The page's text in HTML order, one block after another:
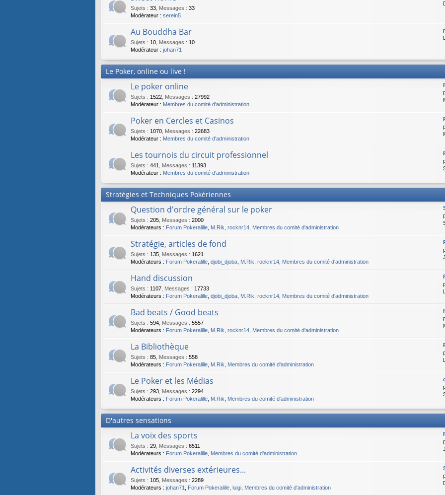
Sujets : 33 Messages : 33
Modérateur : serein5
Au Bouddha Bar
Sujets : 10 Messages : 10
Modérateur : johan71
Le Poker, online ou live !
Le poker online
Sujets : 1522 Messages : 27992
Modérateur : Membres du comité d'administration
Poker en Cercles et Casinos
Sujets : 1070 Messages : 22683
Modérateur : Membres du comité d'administration
Les tournois du circuit professionnel
Sujets : 441 Messages : 11393
Modérateur : Membres du comité d'administration
Stratégies et Techniques Pokériennes
Question d'ordre général sur le poker
Sujets : 205 Messages : 2000
Modérateurs : Forum Pokeralille M.Rik rocknr14 Membres du comité d'administration
Stratégie, articles de fond
Sujets : 135 Messages : 1621
Modérateurs : Forum Pokeralille djobi_djoba M.Rik rocknr14 Membres du comité d'administration
Hand discussion
Sujets : 1107 Messages : 17733
Modérateurs : Forum Pokeralille djobi_djoba M.Rik rocknr14 Membres du comité d'administration
Bad beats / Good beats
Sujets : 594 Messages : 5557
Modérateurs : Forum Pokeralille M.Rik rocknr14 Membres du comité d'administration
La Bibliothèque
Sujets : 85 Messages : 558
Modérateurs : Forum Pokeralille M.Rik Membres du comité d'administration
Le Poker et les Médias
Sujets : 293 Messages : 2294
Modérateurs : Forum Pokeralille M.Rik Membres du comité d'administration
D'autres sensations
La voix des sports
Sujets : 29 Messages : 6511
Modérateurs : Forum Pokeralille Membres du comité d'administration
Activités diverses extérieures...
Sujets : 105 Messages : 2289
Modérateurs : johan71 Forum Pokeralille luigi Membres du comité d'administration